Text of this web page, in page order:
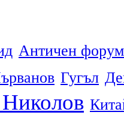
Античен форум
Гугъл